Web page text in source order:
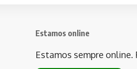
Estamos online
Estamos sempre online.